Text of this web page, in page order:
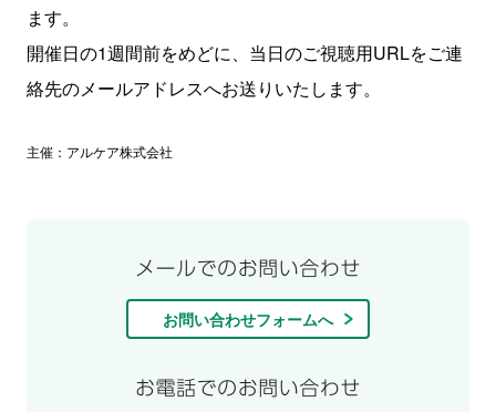
ます。
開催日の1週間前をめどに、当日のご視聴用URLをご連
絡先のメールアドレスへお送りいたします。
主催：アルケア株式会社
お問い合わせフォームへ